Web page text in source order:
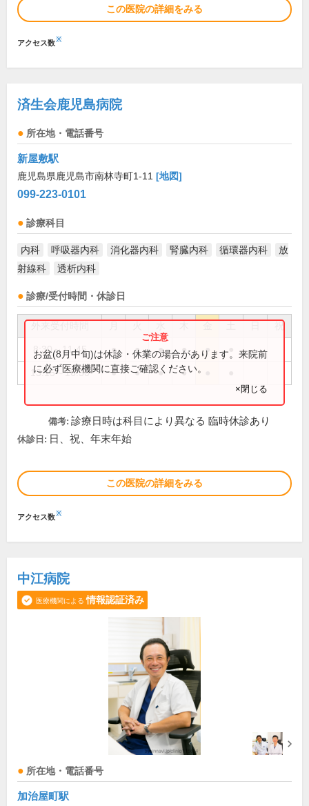
この医院の詳細をみる
アクセス数※
済生会鹿児島病院
所在地・電話番号
新屋敷駅
鹿児島県鹿児島市南林寺町1-11 [地図]
099-223-0101
診療科目
内科 呼吸器内科 消化器内科 腎臓内科 循環器内科
放
射線科
透析内科
診療/受付時間・休診日
祝
8:30～11:45 ● ● ● ● ●
13:15～16:50 ● ● ● ●
お盆(8月中旬)は休診・休業の場合があります。来院前
に必ず医療機関に直接ご確認ください。
×閉じる
備考: 診療日時は科目により異なる 臨時休診あり
休診日: 日、祝、年末年始
この医院の詳細をみる
アクセス数※
中江病院
医療機関による 情報認証済み
所在地・電話番号
加治屋町駅